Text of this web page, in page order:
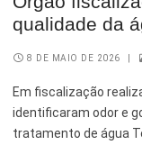
qualidade da
8 DE MAIO DE 2026
Em fiscalização
identificaram odor e
tratamento de água